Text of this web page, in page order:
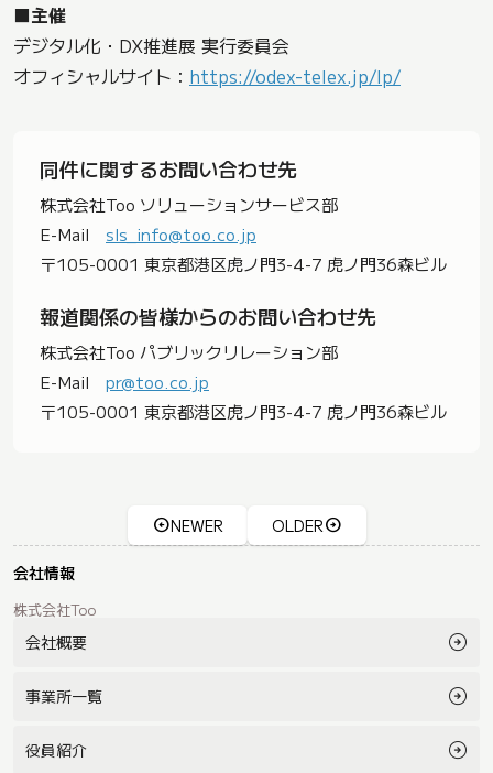
■主催
デジタル化・DX推進展 実行委員会
オフィシャルサイト： https://odex-telex.jp/lp/
同件に関するお問い合わせ先
株式会社Too ソリューションサービス部
E-Mail sls_info@too.co.jp
〒105-0001 東京都港区虎ノ門3-4-7 虎ノ門36森ビル
報道関係の皆様からのお問い合わせ先
株式会社Too パブリックリレーション部
E-Mail pr@too.co.jp
〒105-0001 東京都港区虎ノ門3-4-7 虎ノ門36森ビル
NEWER OLDER
会社情報
株式会社Too
会社概要
事業所一覧
役員紹介